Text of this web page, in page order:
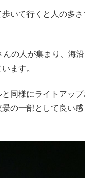
いて行くと人の多
の人が集まり、海
ます。
同様にライトアッ
の一部として良い感